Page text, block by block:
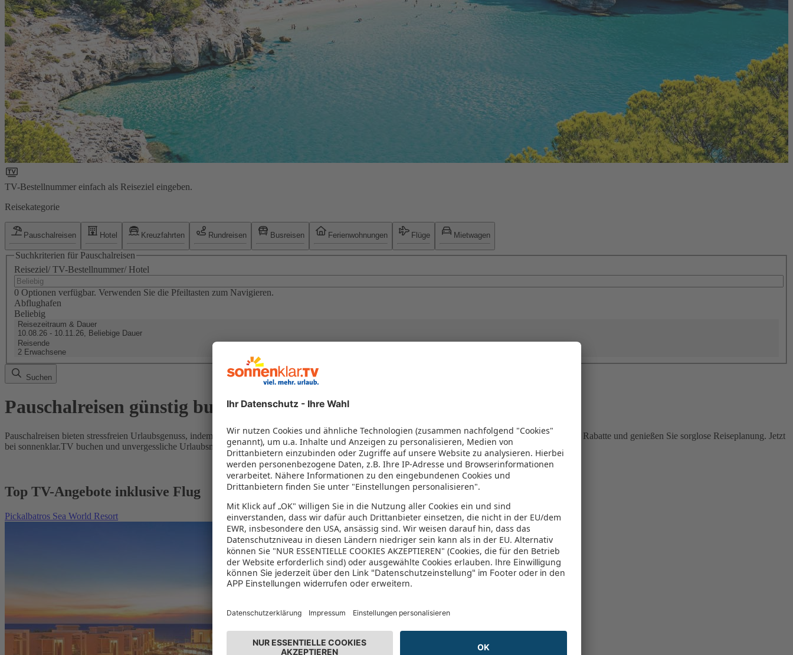
TV-Bestellnummer einfach als Reiseziel eingeben.
Reisekategorie
Pauschalreisen Hotel Kreuzfahrten Rundreisen Busreisen Ferienwohnungen Flüge Mietwagen
Suchkriterien für Pauschalreisen
Reiseziel/ TV-Bestellnummer/ Hotel
0 Optionen verfügbar. Verwenden Sie die Pfeiltasten zum Navigieren.
Abflughafen
Beliebig
Reisezeitraum & Dauer
10.08.26 - 10.11.26, Beliebige Dauer
Reisende
2 Erwachsene
Suchen
Pauschalreisen günstig buchen
Pauschalreisen bieten stressfreien Urlaubsgenuss, indem Flug und Hotel in einem Paket kombiniert werden – das spart Zeit und Geld. Nutzen Sie attraktive Rabatte und genießen Sie sorglose Reiseplanung. Jetzt
bei sonnenklar.TV buchen und unvergessliche Urlaubsmomente erleben!
Top TV-Angebote inklusive Flug
Pickalbatros Sea World Resort